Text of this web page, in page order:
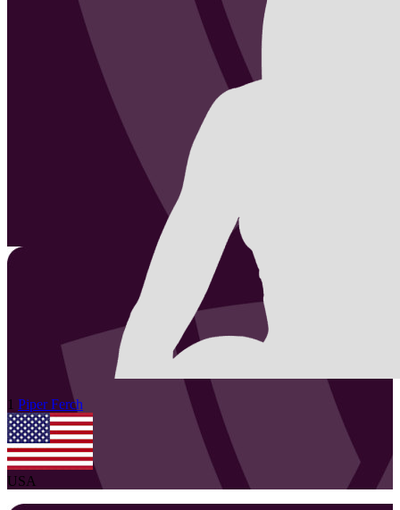
1 Piper Ferch
USA